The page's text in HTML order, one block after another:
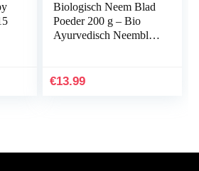
Biologisch Neem Blad
Poeder 200 g – Bio
Ayurvedisch Neemblad
vegan en…
€13.99